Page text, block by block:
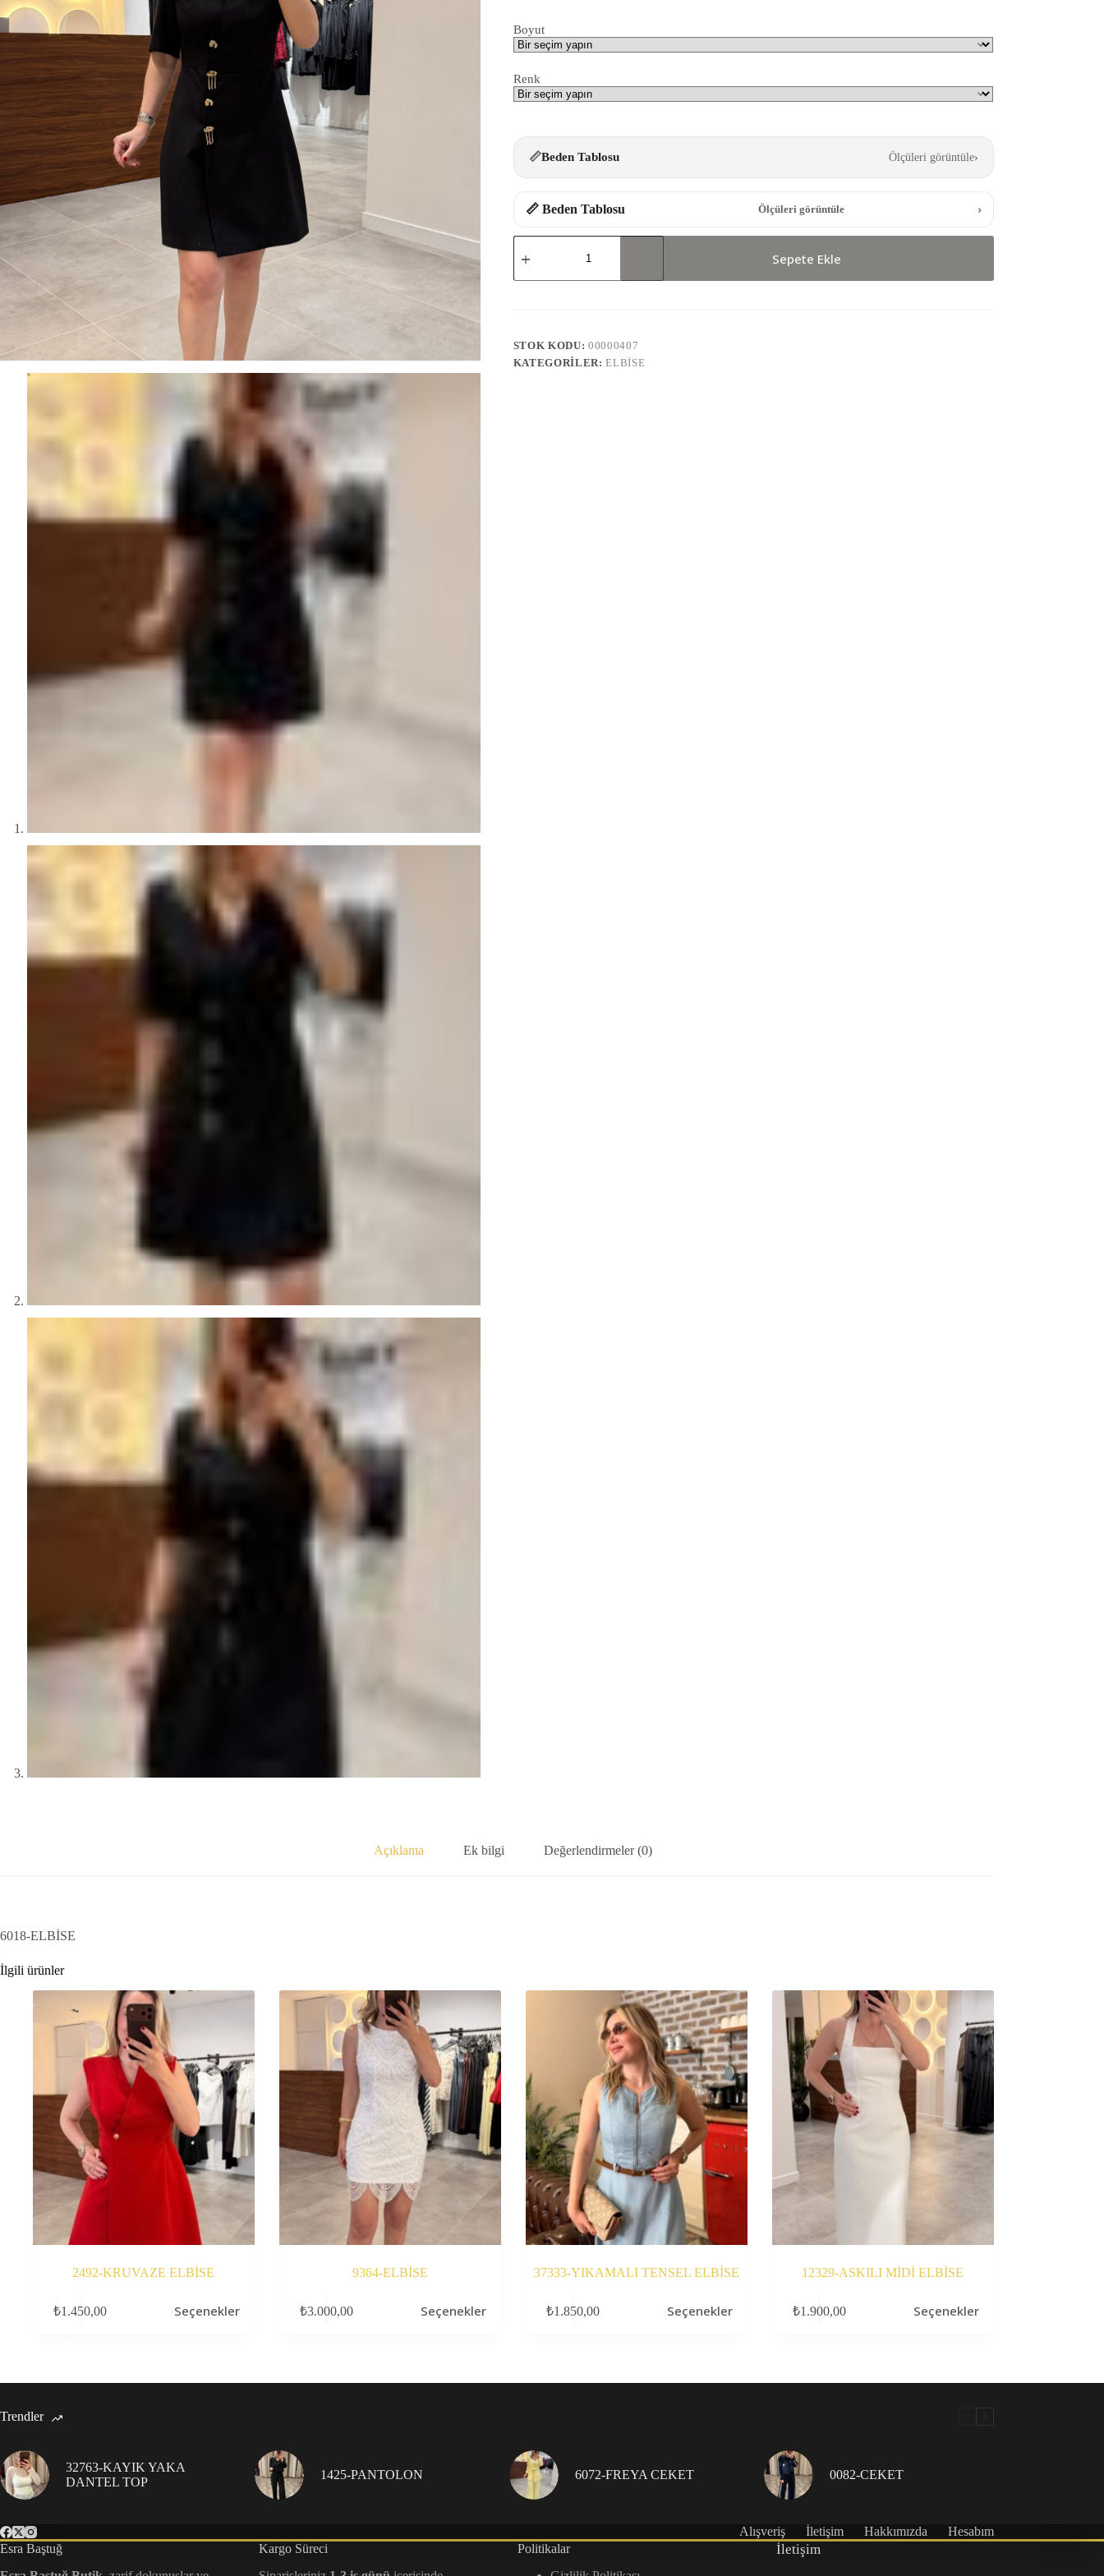
Boyut
Renk
📏Beden Tablosu Ölçüleri görüntüle›
📏 Beden Tablosu Ölçüleri görüntüle ›
6018-
ELBİSE
Sepete Ekle
STOK KODU: 00000407
KATEGORILER:ELBISE
Açıklama Ek bilgi Değerlendirmeler (0)
6018-ELBİSE
İlgili ürünler
2492-KRUVAZE ELBİSE
₺1.450,00 Seçenekler
ürünün
Seçenekler
sayfasından
9364-ELBİSE
₺3.000,00 Seçenekler
ürünün
Seçenekler
37333-YIKAMALI TENSEL ELBİSE
₺1.850,00 Seçenekler
ürünün
Seçenekler
12329-ASKILI MİDİ ELBİSE
₺1.900,00 Seçenekler
ürünün
Seçenekler
Trendler
32763-KAYIK YAKA
DANTEL TOP
1425-PANTOLON 6072-FREYA CEKET 0082-CEKET
Alışveriş İletişim Hakkımızda
Hesabım
Esra Baştuğ
Kargo Süreci
Politikalar
İletişim